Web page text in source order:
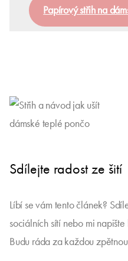
Papírový střih na
Sdílejte radost ze šití
Líbí se vám tento článek?
sociálních sítí nebo mi
Budu ráda za každou